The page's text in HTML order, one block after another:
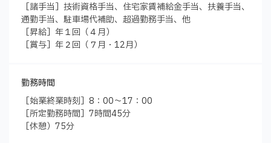
［諸手当］技術資格手当、住宅家賃補給金手当、扶養手当、
通勤手当、駐車場代補助、超過勤務手当、他
［昇給］年１回（４月）
［賞与］年２回（７月・12月）
勤務時間
［始業終業時刻］8：00～17：00
［所定勤務時間］7時間45分
［休憩）75分